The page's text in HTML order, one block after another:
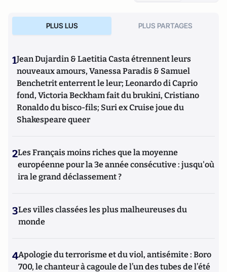
PLUS LUS PLUS PARTAGES
1Jean Dujardin & Laetitia Casta étrennent leurs
nouveaux amours, Vanessa Paradis & Samuel
Benchetrit enterrent le leur; Leonardo di Caprio
fond, Victoria Beckham fait du brukini, Cristiano
Ronaldo du bisco-fils; Suri ex Cruise joue du
Shakespeare queer
2Les Français moins riches que la moyenne
européenne pour la 3e année consécutive : jusqu'où
ira le grand déclassement ?
3Les villes classées les plus malheureuses du
monde
4Apologie du terrorisme et du viol, antisémite : Boro
700, le chanteur à cagoule de l’un des tubes de l’été